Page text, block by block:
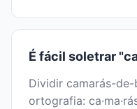
É fácil soletrar
Dividir camarás-
ortografia: